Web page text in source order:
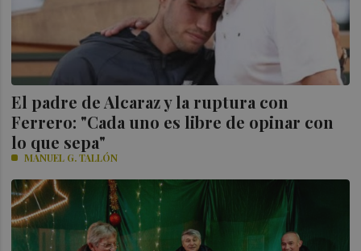
El padre de Alcaraz y la ruptura con
Ferrero: "Cada uno es libre de opinar con
lo que sepa"
MANUEL G. TALLÓN